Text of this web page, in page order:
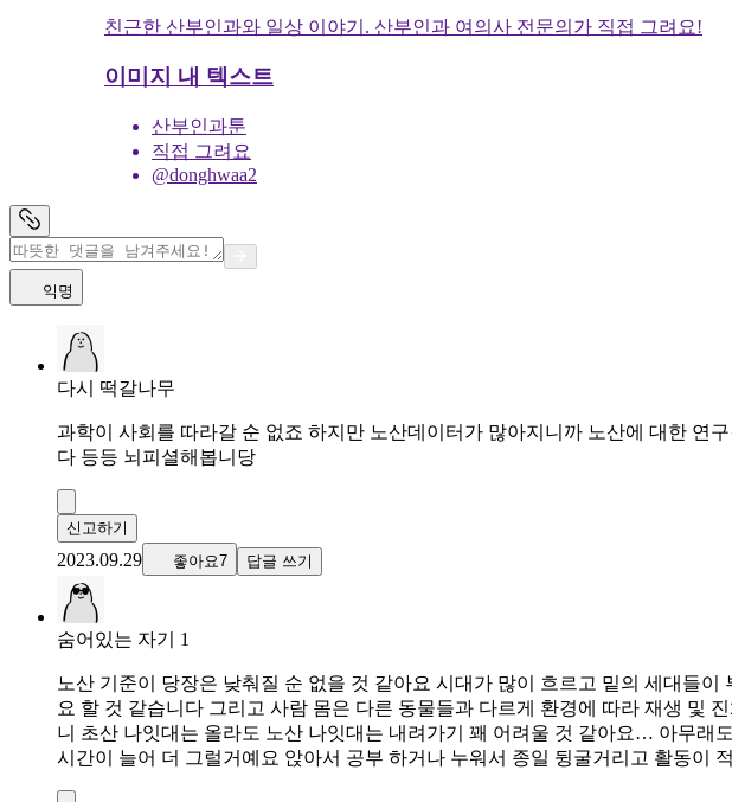
친근한 산부인과와 일상 이야기. 산부인과 여의사 전문의가 직접 그려요!
이미지 내 텍스트
산부인과툰
직접 그려요
@donghwaa2
익명
다시 떡갈나무
과학이 사회를 따라갈 순 없죠 하지만 노산데이터가 많아지니까 노산에 대한 연
다 등등 뇌피셜해봅니당
신고하기
2023.09.29 좋아요7 답글 쓰기
숨어있는 자기 1
노산 기준이 당장은 낮춰질 순 없을 것 같아요 시대가 많이 흐르고 밑의 세대들
요 할 것 같습니다 그리고 사람 몸은 다른 동물들과 다르게 환경에 따라 재생 및
니 초산 나잇대는 올라도 노산 나잇대는 내려가기 꽤 어려울 것 같아요… 아무래
시간이 늘어 더 그럴거예요 앉아서 공부 하거나 누워서 종일 뒹굴거리고 활동이